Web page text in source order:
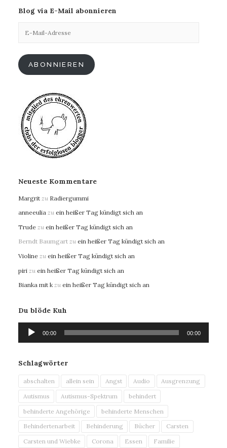
Blog via E-Mail abonnieren
Mail-
ABONNIEREN
Neueste Kommentare
Margrit zu Radiergummi
anneeulia zu ein heißer Tag kündigt sich an
Trude zu ein heißer Tag kündigt sich an
Berndt Baumgart zu ein heißer Tag kündigt sich an
Violine zu ein heißer Tag kündigt sich an
piri zu ein heißer Tag kündigt sich an
Bianka mit k zu ein heißer Tag kündigt sich an
Du blöde Kuh
Audio-
Player
00:00 00:00
Schlagwörter
abschalten allein sein Angst Audio
Ausgrenzung
Autismus
Autismus-Spektrum
behindert
behinderte Angehörige
behinderte Menschen
Behindertenarbeit
Behinderung Bücher
Carsten
Carsten und Wiebke
Corona Essen Familie